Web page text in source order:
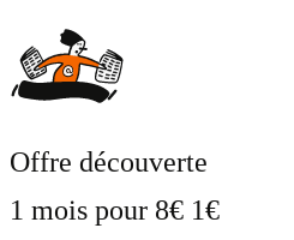
contenu
Offre découverte
1 mois pour 8€ 1€